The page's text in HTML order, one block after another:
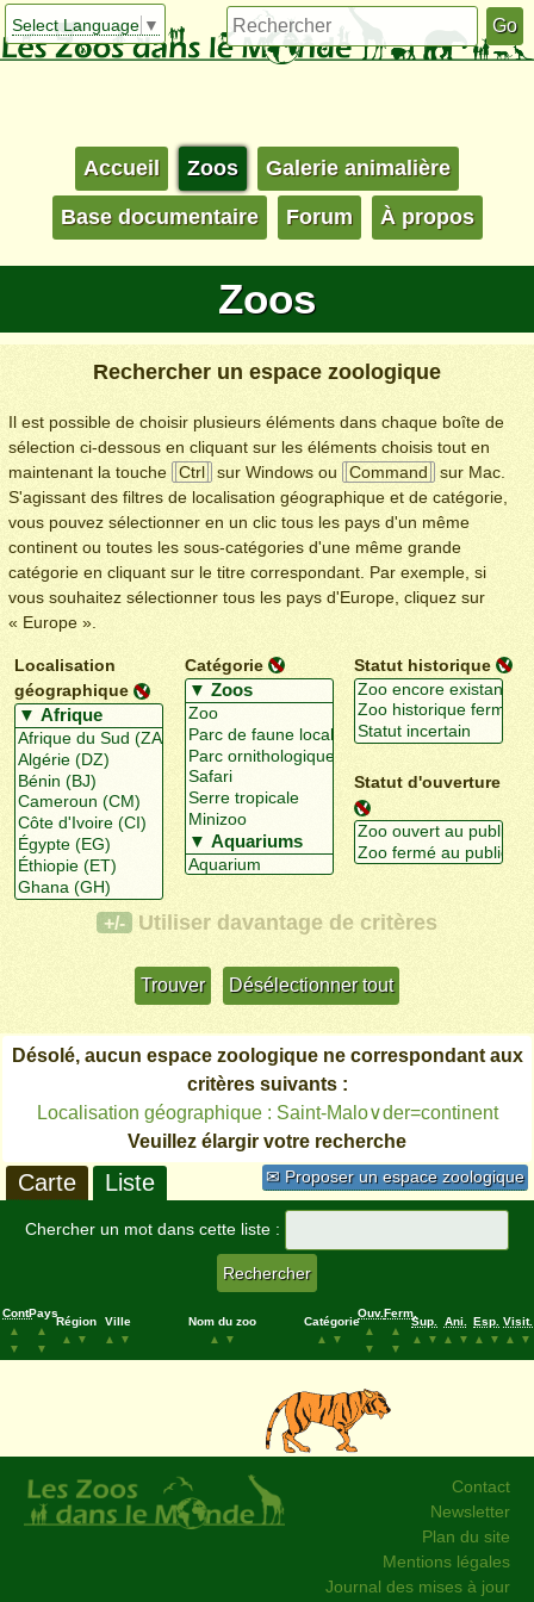
Select Language ▼
Accueil Zoos Galerie animalière
Base documentaire Forum À propos
Zoos
Rechercher un espace zoologique
Il est possible de choisir plusieurs éléments dans chaque boîte de
sélection ci-dessous en cliquant sur les éléments choisis tout en
maintenant la touche
Ctrl sur Windows ou Command
sur Mac.
S'agissant des filtres de localisation géographique et de catégorie,
vous pouvez sélectionner en un clic tous les pays d'un même
continent ou toutes les sous-catégories d'une même grande
catégorie en cliquant sur le titre correspondant. Par exemple, si
vous souhaitez sélectionner tous les pays d'Europe, cliquez sur
« Europe ».
Localisation
géographique
Catégorie Statut historique
Statut d'ouverture
+/- Utiliser davantage de critères
Désolé, aucun espace zoologique ne correspondant aux
critères suivants :
Localisation géographique : Saint-Malo∨der=continent
Veuillez élargir votre recherche
✉ Proposer un espace zoologique
Carte Liste
Chercher un mot dans cette liste :
Cont.
▲
▼
Pays
▲
▼
Région
▲
▼
Ville
▲
▼
Nom du zoo
▲
▼
Catégorie
▲
▼
Ouv.
▲
▼
Ferm.
▲
▼
Sup.
▲
▼
Ani.
▲
▼
Esp.
▲
▼
Visit.
▲
▼
Contact
Newsletter
Plan du site
Mentions légales
Journal des mises à jour